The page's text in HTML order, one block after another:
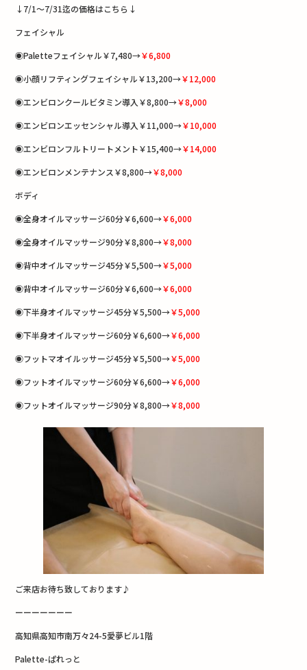
↓7/1〜7/31迄の価格はこちら↓
フェイシャル
◉Paletteフェイシャル￥7,480→￥6,800
◉小顔リフティングフェイシャル￥13,200→￥12,000
◉エンビロンクールビタミン導入￥8,800→￥8,000
◉エンビロンエッセンシャル導入￥11,000→￥10,000
◉エンビロンフルトリートメント￥15,400→￥14,000
◉エンビロンメンテナンス￥8,800→￥8,000
ボディ
◉全身オイルマッサージ60分￥6,600→￥6,000
◉全身オイルマッサージ90分￥8,800→￥8,000
◉背中オイルマッサージ45分￥5,500→￥5,000
◉背中オイルマッサージ60分￥6,600→￥6,000
◉下半身オイルマッサージ45分￥5,500→￥5,000
◉下半身オイルマッサージ60分￥6,600→￥6,000
◉フットマオイルッサージ45分￥5,500→￥5,000
◉フットオイルマッサージ60分￥6,600→￥6,000
◉フットオイルマッサージ90分￥8,800→￥8,000
ご来店お待ち致しております♪
ーーーーーーー
高知県高知市南万々24-5愛夢ビル1階
Palette-ぱれっと